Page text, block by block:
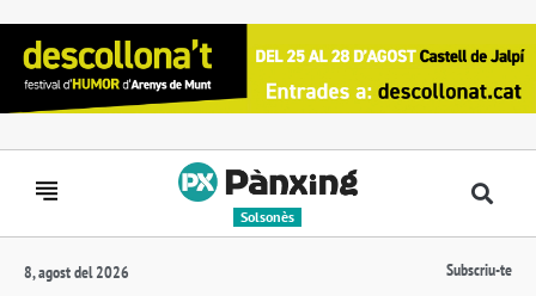
Solsonès
8, agost del 2026 Subscriu-te